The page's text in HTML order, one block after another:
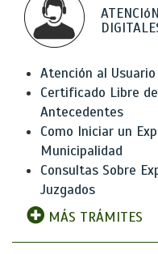
Atención al
Certificado Libre
Antecedentes
Como Iniciar un
Municipalidad
Consultas Sobre
Juzgados
MÁS TRÁMITES